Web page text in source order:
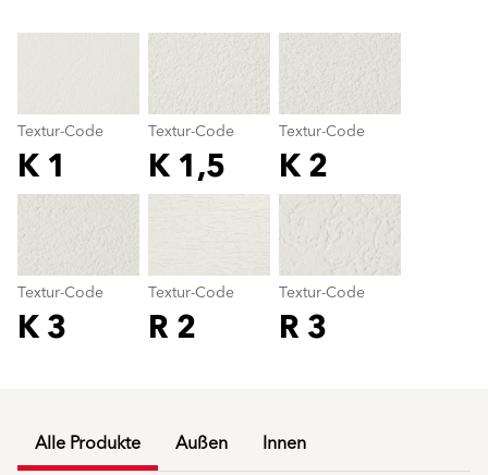
Textur-Code
K 1
Textur-Code
K 1,5
Textur-Code
K 2
Textur-Code
K 3
Textur-Code
R 2
Textur-Code
R 3
Textur-Code
color_name
Alle Produkte Außen Innen